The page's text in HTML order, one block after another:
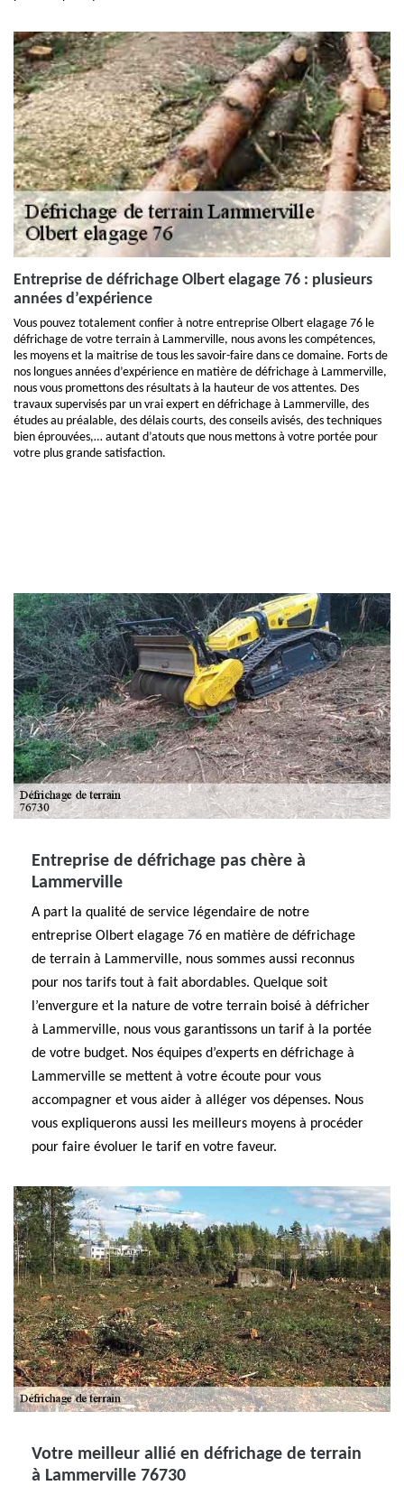
Entreprise de défrichage Olbert elagage 76 : plusieurs
années d’expérience
Vous pouvez totalement confier à notre entreprise Olbert elagage 76 le
défrichage de votre terrain à Lammerville, nous avons les compétences,
les moyens et la maitrise de tous les savoir-faire dans ce domaine. Forts de
nos longues années d’expérience en matière de défrichage à Lammerville,
nous vous promettons des résultats à la hauteur de vos attentes. Des
travaux supervisés par un vrai expert en défrichage à Lammerville, des
études au préalable, des délais courts, des conseils avisés, des techniques
bien éprouvées,… autant d’atouts que nous mettons à votre portée pour
votre plus grande satisfaction.
Entreprise de défrichage pas chère à
Lammerville
A part la qualité de service légendaire de notre
entreprise Olbert elagage 76 en matière de défrichage
de terrain à Lammerville, nous sommes aussi reconnus
pour nos tarifs tout à fait abordables. Quelque soit
l’envergure et la nature de votre terrain boisé à défricher
à Lammerville, nous vous garantissons un tarif à la portée
de votre budget. Nos équipes d’experts en défrichage à
Lammerville se mettent à votre écoute pour vous
accompagner et vous aider à alléger vos dépenses. Nous
vous expliquerons aussi les meilleurs moyens à procéder
pour faire évoluer le tarif en votre faveur.
Votre meilleur allié en défrichage de terrain
à Lammerville 76730